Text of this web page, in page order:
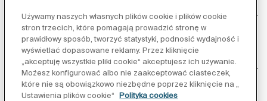
Inspiracja
Obserwuj nas:
Używamy naszych własnych plików cookie i plików cookie
stron trzecich, które pomagają prowadzić stronę w
prawidłowy sposób, tworzyć statystyki, podnosić wydajność i
wyświetlać dopasowane reklamy. Przez kliknięcie
„akceptuję wszystkie pliki cookie“ akceptujesz ich używanie.
Możesz konfigurować albo nie zaakceptować ciasteczek,
które nie są obowiązkowo niezbędne poprzez kliknięcie na „
Ustawienia plików cookie“
Polityka cookies